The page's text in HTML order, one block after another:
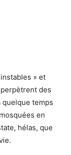
» et
des
quelque temps
en
hélas, que